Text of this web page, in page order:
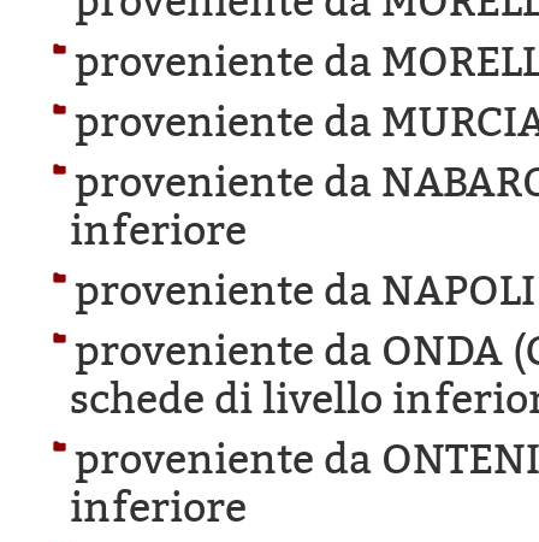
proveniente da
proveniente da
proveniente da
inferiore
proveniente da
proveniente da ONDA
schede di livello
proveniente da
inferiore